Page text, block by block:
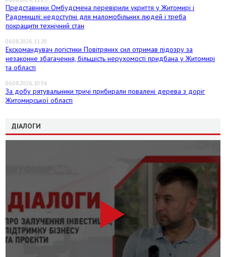
Представники Омбудсмена перевірили укриття у Житомирі і
Радомишлі: недоступні для маломобільних людей і треба
покращити технічний стан
06.08.2026, 11:20
Екскомандувач логістики Повітряних сил отримав підозру за
незаконне збагачення, більшість нерухомості придбана у Житомирі
та області
06.08.2026, 10:56
За добу рятувальники тричі прибирали повалені дерева з доріг
Житомирської області
ДІАЛОГИ